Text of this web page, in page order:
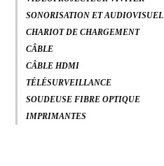
SONORISATION ET AUDIOVISUEL
CHARIOT DE CHARGEMENT
CÂBLE
CÂBLE HDMI
TÉLÉSURVEILLANCE
SOUDEUSE FIBRE OPTIQUE
IMPRIMANTES